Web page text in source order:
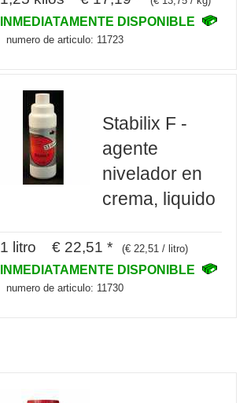
INMEDIATAMENTE DISPONIBLE
numero de articulo: 11723
Stabilix F -
agente
nivelador en
crema, liquido
1 litro € 22,51 * (€ 22,51 / litro)
INMEDIATAMENTE DISPONIBLE
numero de articulo: 11730